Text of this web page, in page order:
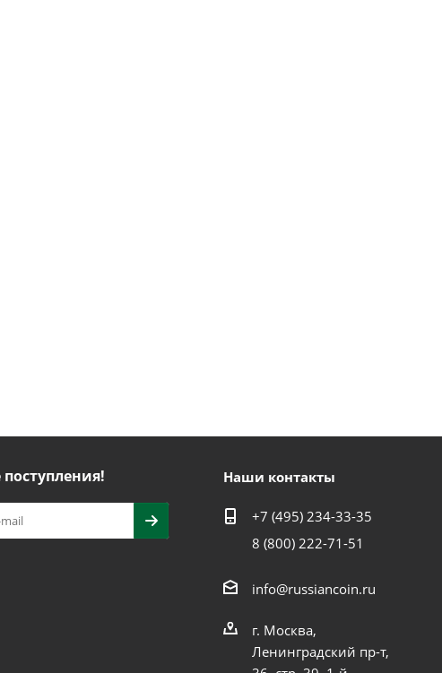
Наши контакты
+7 (495) 234-33-35
8 (800) 222-71-51
info@russiancoin.ru
г. Москва,
Ленинградский пр-т,